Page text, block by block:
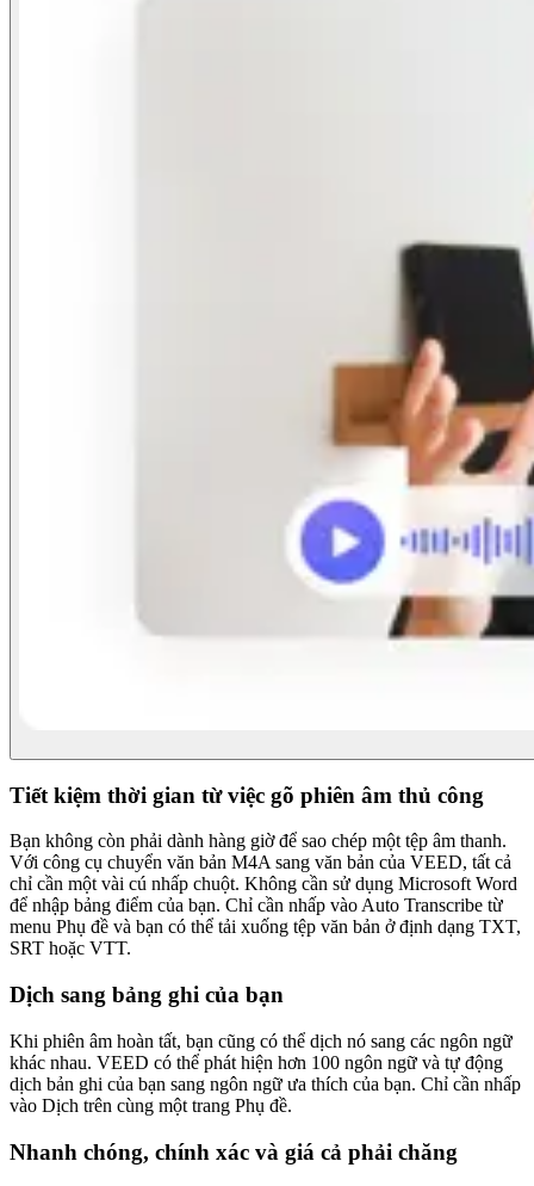
Tiết kiệm thời gian từ việc gõ phiên âm thủ công
Bạn không còn phải dành hàng giờ để sao chép một tệp âm thanh.
Với công cụ chuyển văn bản M4A sang văn bản của VEED, tất cả
chỉ cần một vài cú nhấp chuột. Không cần sử dụng Microsoft Word
để nhập bảng điểm của bạn. Chỉ cần nhấp vào Auto Transcribe từ
menu Phụ đề và bạn có thể tải xuống tệp văn bản ở định dạng TXT,
SRT hoặc VTT.
Dịch sang bảng ghi của bạn
Khi phiên âm hoàn tất, bạn cũng có thể dịch nó sang các ngôn ngữ
khác nhau. VEED có thể phát hiện hơn 100 ngôn ngữ và tự động
dịch bản ghi của bạn sang ngôn ngữ ưa thích của bạn. Chỉ cần nhấp
vào Dịch trên cùng một trang Phụ đề.
Nhanh chóng, chính xác và giá cả phải chăng